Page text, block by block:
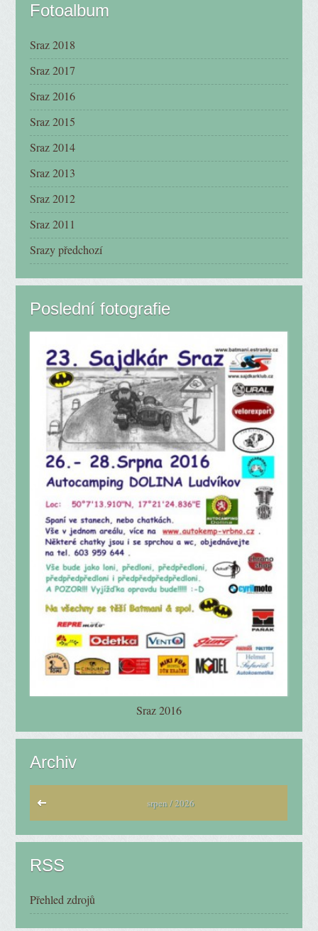
Fotoalbum
Sraz 2018
Sraz 2017
Sraz 2016
Sraz 2015
Sraz 2014
Sraz 2013
Sraz 2012
Sraz 2011
Srazy předchozí
Poslední fotografie
Sraz 2016
Archiv
srpen / 2026
RSS
Přehled zdrojů